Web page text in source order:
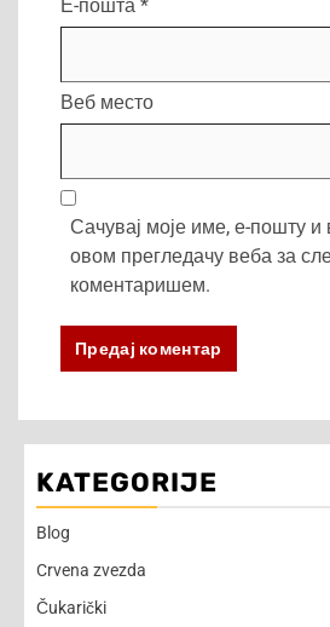
Е-пошта *
Веб место
Сачувај моје име, е-пошту и
овом прегледачу веба за
коментаришем.
KATEGORIJE
Blog
Crvena zvezda
Čukarički